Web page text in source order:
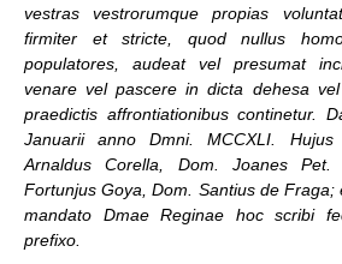
vestras vestrorumque propias
firmiter et stricte, quod nullus
populatores, audeat vel presumat
venare vel pascere in dicta dehesa
praedictis affrontiationibus continetur.
Januarii anno Dmni. MCCXLI.
Arnaldus Corella, Dom. Joanes Pet.
Fortunjus Goya, Dom. Santius de
mandato Dmae Reginae hoc scribi
prefixo.